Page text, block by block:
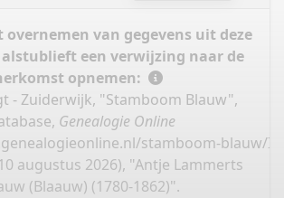
van gegevens uit deze
een verwijzing naar de
opnemen:
- Zuiderwijk, "Stamboom Blauw",
Genealogie Online
stamboom-blauw/
augustus 2026), "Antje Lammerts
(Blaauw) (1780-1862)".